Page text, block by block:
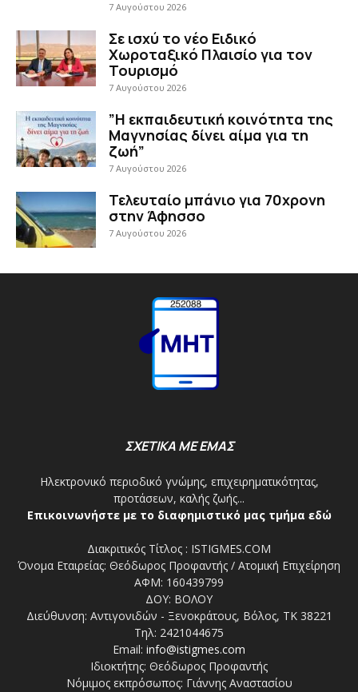
7 Αυγούστου 2026
Σε ισχύ το νέο Ειδικό
Χωροταξικό Πλαισίο για τον
Τουρισμό
7 Αυγούστου 2026
”Η εκπαιδευτική κοινότητα της
Μαγνησίας δίνει αίμα για τη
ζωή”
7 Αυγούστου 2026
Τελευταίο μπάνιο για 70χρονη
στην Άφησσο
7 Αυγούστου 2026
ΣΧΕΤΙΚΑ ΜΕ ΕΜΑΣ
Ηλεκτρονικό περιοδικό γνώμης, επιχειρηματικότητας,
προτάσεων, καλής ζωής...
Επικοινωνήστε με το διαφημιστικό μας τμήμα εδώ
Διακριτικός Τίτλος : ISTIGMES.COM
Όνομα Εταιρείας: Θεόδωρος Προφαντής / Ατομική Επιχείρηση
ΑΦΜ: 160439799
ΔΟΥ: ΒΟΛΟΥ
Διεύθυνση: Αντιγονιδών - Ξενοκράτους, Βόλος, ΤΚ 38221
Τηλ: 2421044675
Email: info@istigmes.com
Ιδιοκτήτης: Θεόδωρος Προφαντής
Νόμιμος εκπρόσωπος: Γιάννης Αναστασίου